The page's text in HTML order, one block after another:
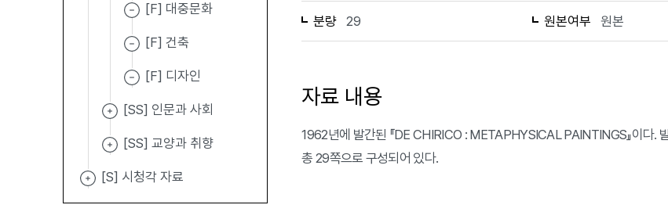
[F] 대중문화
[F] 건축
[F] 디자인
[SS] 인문과 사회
[SS] 교양과 취향
[S] 시청각 자료
분량 29 원본여부 원본
자료 내용
1962년에 발간된 『DE CHIRICO : METAPHYSICAL PAINTINGS』이
총 29쪽으로 구성되어 있다.